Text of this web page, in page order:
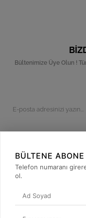
Bültenimize Üye Olun !
Kurumsal
Müşteri İlişkileri
BÜLTENE
Telefon numaranı
ol.